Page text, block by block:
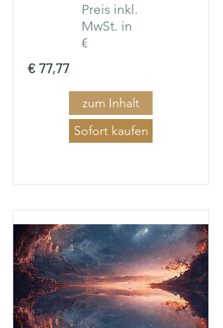
Preis inkl.
MwSt. in
€
€ 77,77
zum Inhalt
Sofort kaufen